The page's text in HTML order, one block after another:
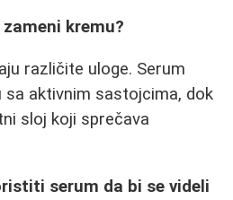
kremu?
različite uloge. Serum
sa aktivnim sastojcima, dok
sloj koji sprečava
serum da bi se videli